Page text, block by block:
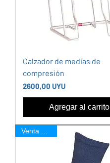
Calzador de medias de
compresión
Precio
2600,00 UYU
Agregar al carrito